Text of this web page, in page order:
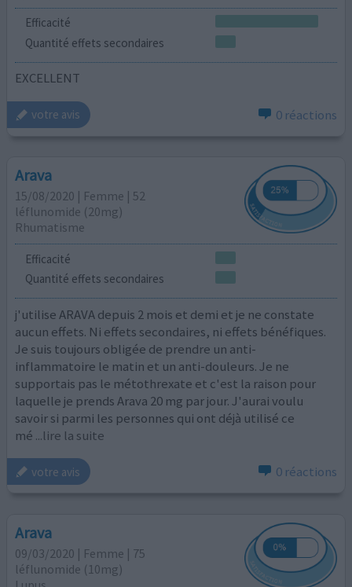
Efficacité
Quantité effets secondaires
EXCELLENT
votre avis 0 réactions
Arava
15/08/2020 | Femme | 52
léflunomide (20mg)
Rhumatisme
Efficacité
Quantité effets secondaires
j'utilise ARAVA depuis 2 mois et demi et je ne constate
aucun effets. Ni effets secondaires, ni effets bénéfiques.
Je suis toujours obligée de prendre un anti-
inflammatoire le matin et un anti-douleurs. Je ne
supportais pas le métothrexate et c'est la raison pour
laquelle je prends Arava 20 mg par jour. J'aurai voulu
savoir si parmi les personnes qui ont déjà utilisé ce
mé ...lire la suite
votre avis 0 réactions
Arava
09/03/2020 | Femme | 75
léflunomide (10mg)